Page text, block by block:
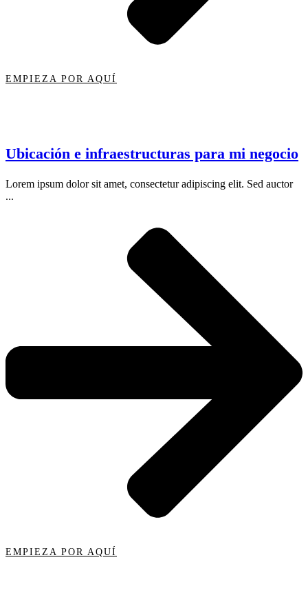
EMPIEZA POR AQUÍ
Ubicación e infraestructuras para mi negocio
Lorem ipsum dolor sit amet, consectetur adipiscing elit. Sed auctor
...
EMPIEZA POR AQUÍ